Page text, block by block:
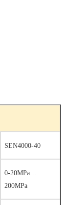
SEN4000-40
0-20MPa…
200MPa